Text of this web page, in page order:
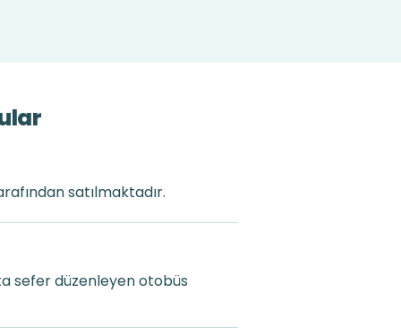
satılmaktadır.
sefer düzenleyen otobüs